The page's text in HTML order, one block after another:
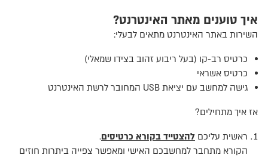
איך טוענים מאתר האינטרנט?
השירות באתר האינטרנט מתאים לבעלי:
כרטיס רב-קו (בעל ריבוע זהוב בצידו שמאלי)
כרטיס אשראי
גישה למחשב עם יציאת USB המחובר לרשת האינטרנט
אז איך מתחילים?
ראשית עליכם להצטייד בקורא כרטיסים.
הקורא מתחבר למחשבכם האישי ומאפשר צפייה ביתרות חוזים